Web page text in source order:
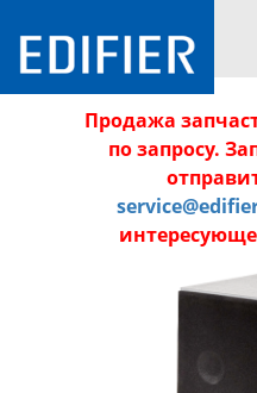
Продажа
по запросу.